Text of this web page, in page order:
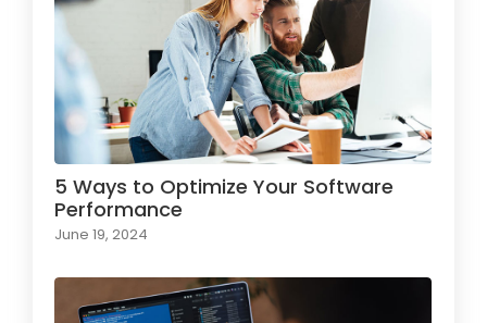
5 Ways to Optimize Your Software
Performance
June 19, 2024